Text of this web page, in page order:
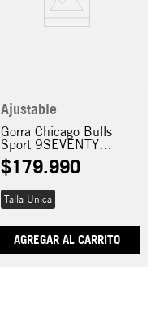
Ajustable
Gorra Chicago Bulls
Sport 9SEVENTY
Stretch Snap
$179.990
Talla Única
AGREGAR AL CARRITO